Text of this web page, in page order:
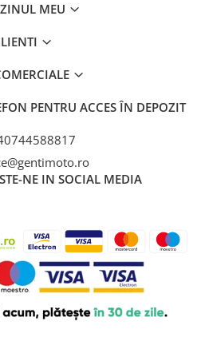
MEU
PENTRU ACCES ÎN DEPOZIT
NE IN SOCIAL MEDIA